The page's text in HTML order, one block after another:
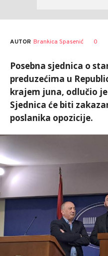
AUTOR Brankica Spasenić 0
Posebna sjednica o
preduzećima u
krajem juna, odlučio
Sjednica će biti
poslanika opozicije.